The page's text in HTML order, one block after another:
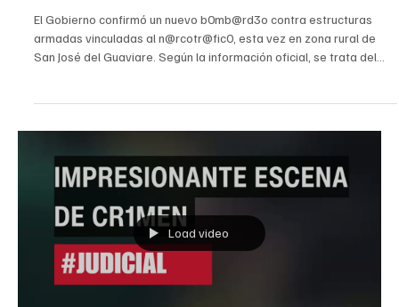
4 jun
Recompensa y bomb@rd3o
El Gobierno confirmó un nuevo b0mb@rd3o contra estructuras
armadas vinculadas al n@rcotr@fic0, esta vez en zona rural de
San José del Guaviare. Según la información oficial, se trata del
b0mb@rd30 número 23 ordenado por esta administración contra
organizaciones cr!m!n@les señaladas de at3nt@r contra la vida, la
seguridad y la tranquilidad de los colombianos. Fue recuperado un
menor de edad que habría sido reclutado por esta organización
cr!min@l, mientras que tres integrantes